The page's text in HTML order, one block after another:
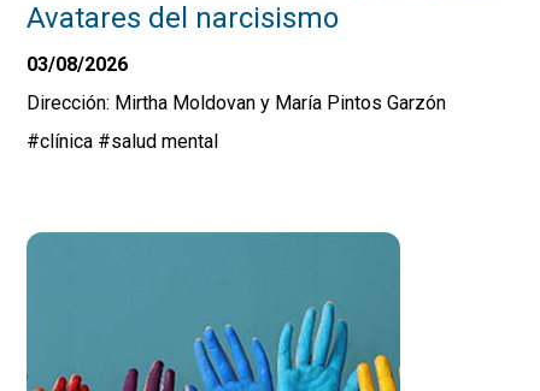
Avatares del narcisismo
03/08/2026
Dirección: Mirtha Moldovan y María Pintos Garzón
#clínica #salud mental